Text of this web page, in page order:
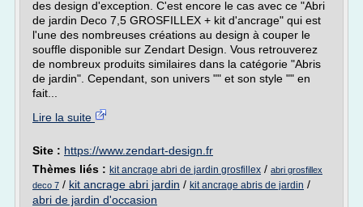
des design d'exception. C'est encore le cas avec ce "Abri
de jardin Deco 7,5 GROSFILLEX + kit d'ancrage" qui est
l'une des nombreuses créations au design à couper le
souffle disponible sur Zendart Design. Vous retrouverez
de nombreux produits similaires dans la catégorie "Abris
de jardin". Cependant, son univers "" et son style "" en
fait...
Lire la suite
Site : https://www.zendart-design.fr
Thèmes liés : kit ancrage abri de jardin grosfillex / abri grosfillex
deco 7 / kit ancrage abri jardin / kit ancrage abris de jardin /
abri de jardin d'occasion